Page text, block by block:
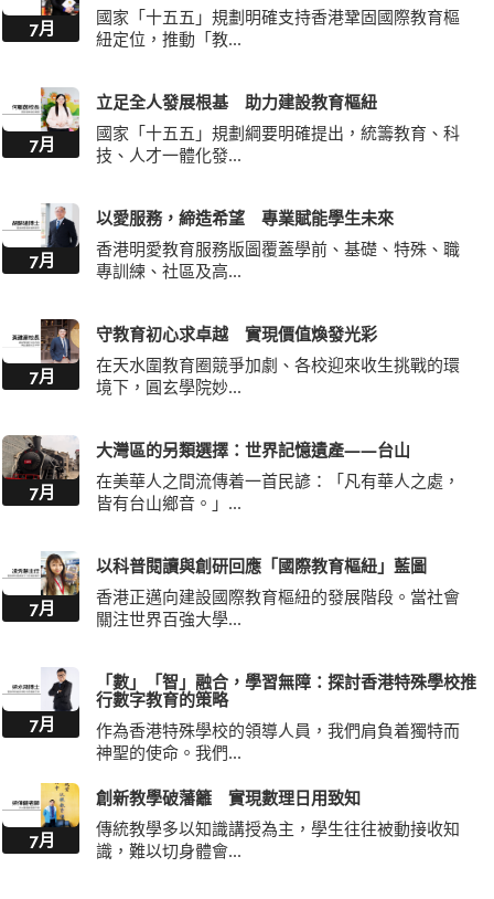
7月
國家「十五五」規劃明確支持香港鞏固國際教育樞
紐定位，推動「教...
7月
立足全人發展根基 助力建設教育樞紐
國家「十五五」規劃綱要明確提出，統籌教育、科
技、人才一體化發...
7月
以愛服務，締造希望 專業賦能學生未來
香港明愛教育服務版圖覆蓋學前、基礎、特殊、職
專訓練、社區及高...
7月
守教育初心求卓越 實現價值煥發光彩
在天水圍教育圈競爭加劇、各校迎來收生挑戰的環
境下，圓玄學院妙...
7月
大灣區的另類選擇：世界記憶遺產——台山
在美華人之間流傳着一首民諺：「凡有華人之處，
皆有台山鄉音。」...
7月
以科普閱讀與創研回應「國際教育樞紐」藍圖
香港正邁向建設國際教育樞紐的發展階段。當社會
關注世界百強大學...
7月
「數」「智」融合，學習無障：探討香港特殊學校推
行數字教育的策略
作為香港特殊學校的領導人員，我們肩負着獨特而
神聖的使命。我們...
7月
創新教學破藩籬 實現數理日用致知
傳統教學多以知識講授為主，學生往往被動接收知
識，難以切身體會...